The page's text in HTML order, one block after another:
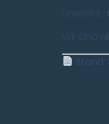
Unsere
Wir sind
Stand: